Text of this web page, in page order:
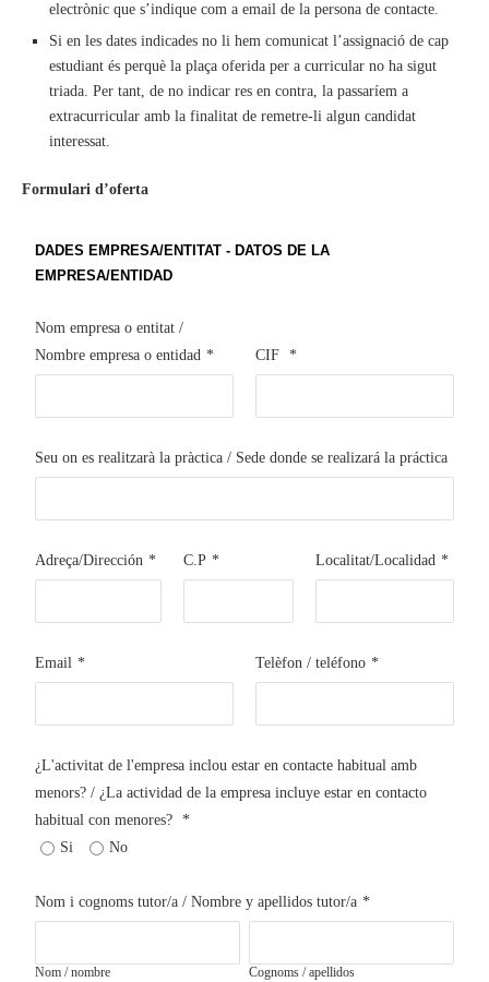
electrònic que s’indique com a email de la persona de contacte.
Si en les dates indicades no li hem comunicat l’assignació de cap
estudiant és perquè la plaça oferida per a curricular no ha sigut
triada. Per tant, de no indicar res en contra, la passaríem a
extracurricular amb la finalitat de remetre-li algun candidat
interessat.
Formulari d’oferta
DADES EMPRESA/ENTITAT - DATOS DE LA
EMPRESA/ENTIDAD
Nom empresa o entitat /
Nombre empresa o entidad * CIF *
Seu on es realitzarà la pràctica / Sede donde se realizará la práctica
Adreça/Dirección * C.P * Localitat/Localidad *
Email * Telèfon / teléfono *
¿L'activitat de l'empresa inclou estar en contacte habitual amb
menors? / ¿La actividad de la empresa incluye estar en contacto
habitual con menores? *
Si
No
Nom i cognoms tutor/a / Nombre y apellidos tutor/a *
Nom / nombre Cognoms / apellidos